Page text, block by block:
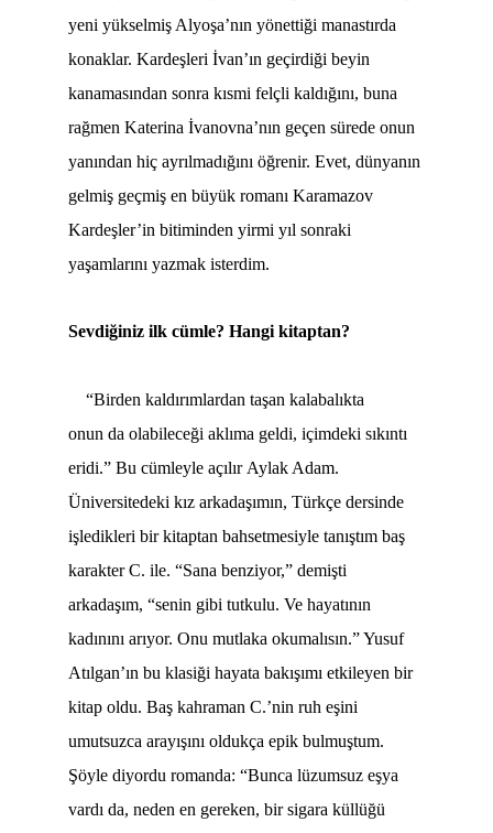
yeni yükselmiş Alyoşa’nın yönettiği manastırda
konaklar. Kardeşleri İvan’ın geçirdiği beyin
kanamasından sonra kısmi felçli kaldığını, buna
rağmen Katerina İvanovna’nın geçen sürede onun
yanından hiç ayrılmadığını öğrenir. Evet, dünyanın
gelmiş geçmiş en büyük romanı Karamazov
Kardeşler’in bitiminden yirmi yıl sonraki
yaşamlarını yazmak isterdim.
Sevdiğiniz ilk cümle? Hangi kitaptan?
“Birden kaldırımlardan taşan kalabalıkta
onun da olabileceği aklıma geldi, içimdeki sıkıntı
eridi.” Bu cümleyle açılır Aylak Adam.
Üniversitedeki kız arkadaşımın, Türkçe dersinde
işledikleri bir kitaptan bahsetmesiyle tanıştım baş
karakter C. ile. “Sana benziyor,” demişti
arkadaşım, “senin gibi tutkulu. Ve hayatının
kadınını arıyor. Onu mutlaka okumalısın.” Yusuf
Atılgan’ın bu klasiği hayata bakışımı etkileyen bir
kitap oldu. Baş kahraman C.’nin ruh eşini
umutsuzca arayışını oldukça epik bulmuştum.
Şöyle diyordu romanda: “Bunca lüzumsuz eşya
vardı da, neden en gereken, bir sigara küllüğü